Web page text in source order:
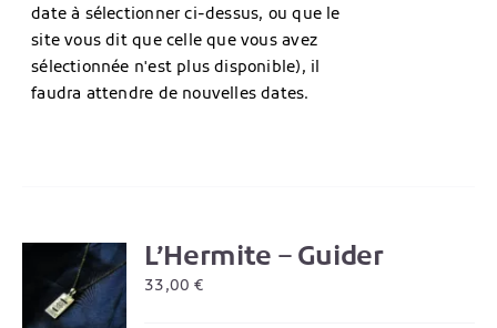
date à sélectionner ci-dessus, ou que le
site vous dit que celle que vous avez
sélectionnée n'est plus disponible), il
faudra attendre de nouvelles dates.
L’Hermite – Guider
33,00€